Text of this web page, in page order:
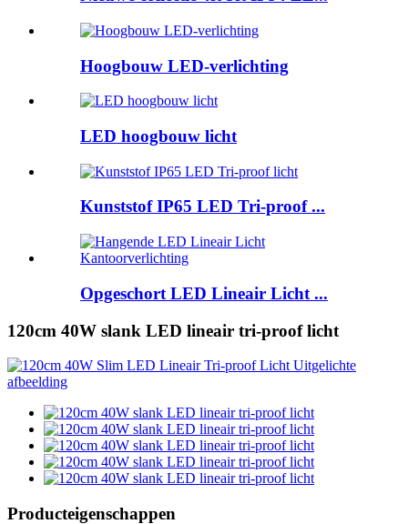
Hoogbouw LED-verlichting
LED hoogbouw licht
Kunststof IP65 LED Tri-proof ...
Opgeschort LED Lineair Licht ...
120cm 40W slank LED lineair tri-proof licht
Producteigenschappen